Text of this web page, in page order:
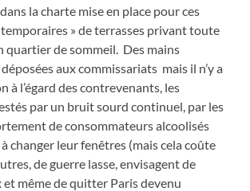
la charte mise en place pour ces
» de terrasses privant toute
quartier de sommeil. Des mains
aux commissariats mais il n’y a
à l’égard des contrevenants, les
par un bruit sourd continuel, par les
de consommateurs alcoolisés
changer leur fenêtres (mais cela coûte
de guerre lasse, envisagent de
même de quitter Paris devenu